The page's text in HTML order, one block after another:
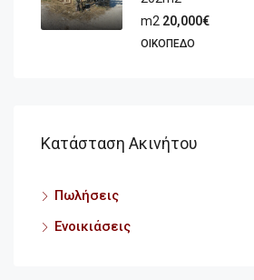
m2 20,000€
ΟΙΚΌΠΕΔΟ
Κατάσταση Ακινήτου
Πωλήσεις
Ενοικιάσεις